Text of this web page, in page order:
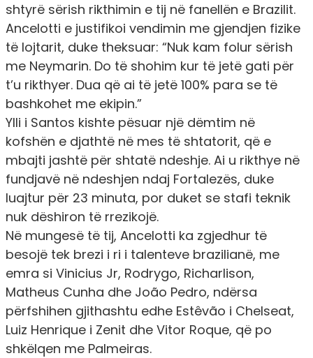
shtyrë sërish rikthimin e tij në fanellën e Brazilit.
Ancelotti e justifikoi vendimin me gjendjen fizike
të lojtarit, duke theksuar: “Nuk kam folur sërish
me Neymarin. Do të shohim kur të jetë gati për
t’u rikthyer. Dua që ai të jetë 100% para se të
bashkohet me ekipin.”
Ylli i Santos kishte pësuar një dëmtim në
kofshën e djathtë në mes të shtatorit, që e
mbajti jashtë për shtatë ndeshje. Ai u rikthye në
fundjavë në ndeshjen ndaj Fortalezës, duke
luajtur për 23 minuta, por duket se stafi teknik
nuk dëshiron të rrezikojë.
Në mungesë të tij, Ancelotti ka zgjedhur të
besojë tek brezi i ri i talenteve brazilianë, me
emra si Vinicius Jr, Rodrygo, Richarlison,
Matheus Cunha dhe João Pedro, ndërsa
përfshihen gjithashtu edhe Estêvão i Chelseat,
Luiz Henrique i Zenit dhe Vitor Roque, që po
shkëlqen me Palmeiras.